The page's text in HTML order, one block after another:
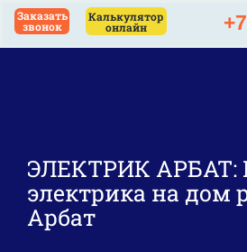
SkipЗаказать
звонок
Калькулятор
онлайн
ЭЛЕКТРИК АРБАТ:
электрика на дом
Арбат